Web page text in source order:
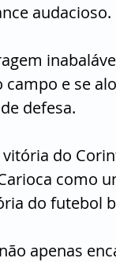
audacioso.
e se
defesa.
do
como
do futebol
apenas